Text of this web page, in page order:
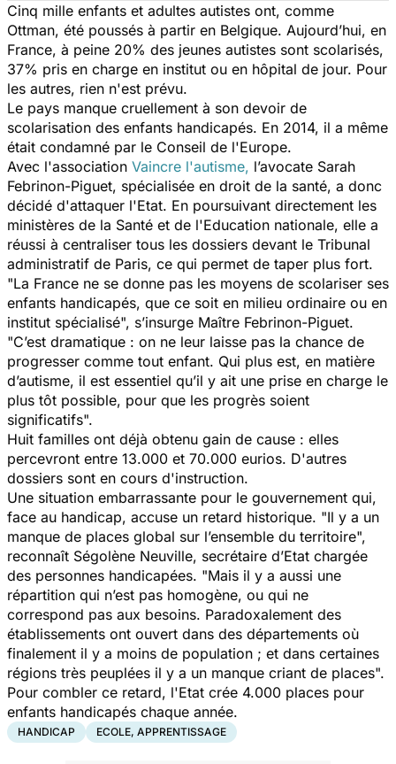
Cinq mille enfants et adultes autistes ont, comme
Ottman, été poussés à partir en Belgique. Aujourd’hui, en
France, à peine 20% des jeunes autistes sont scolarisés,
37% pris en charge en institut ou en hôpital de jour. Pour
les autres, rien n'est prévu.
Le pays manque cruellement à son devoir de
scolarisation des enfants handicapés. En 2014, il a même
était condamné par le Conseil de l'Europe.
Avec l'association Vaincre l'autisme, l’avocate Sarah
Febrinon-Piguet, spécialisée en droit de la santé, a donc
décidé d'attaquer l'Etat. En poursuivant directement les
ministères de la Santé et de l'Education nationale, elle a
réussi à centraliser tous les dossiers devant le Tribunal
administratif de Paris, ce qui permet de taper plus fort.
"La France ne se donne pas les moyens de scolariser ses
enfants handicapés, que ce soit en milieu ordinaire ou en
institut spécialisé", s’insurge Maître Febrinon-Piguet.
"C’est dramatique : on ne leur laisse pas la chance de
progresser comme tout enfant. Qui plus est, en matière
d’autisme, il est essentiel qu’il y ait une prise en charge le
plus tôt possible, pour que les progrès soient
significatifs".
Huit familles ont déjà obtenu gain de cause : elles
percevront entre 13.000 et 70.000 eurios. D'autres
dossiers sont en cours d'instruction.
Une situation embarrassante pour le gouvernement qui,
face au handicap, accuse un retard historique. "Il y a un
manque de places global sur l’ensemble du territoire",
reconnaît Ségolène Neuville, secrétaire d’Etat chargée
des personnes handicapées. "Mais il y a aussi une
répartition qui n’est pas homogène, ou qui ne
correspond pas aux besoins. Paradoxalement des
établissements ont ouvert dans des départements où
finalement il y a moins de population ; et dans certaines
régions très peuplées il y a un manque criant de places".
Pour combler ce retard, l'Etat crée 4.000 places pour
enfants handicapés chaque année.
HANDICAP ECOLE, APPRENTISSAGE